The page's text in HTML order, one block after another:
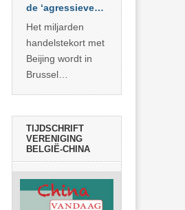
de ‘agressieve
schuldige’
Het miljarden
handelstekort met
Beijing wordt in
Brussel
economische
agressie. In
werkelijkheid
verhult die
spectaculaire
rekensom vooral
TIJDSCHRIFT
VERENIGING
BELGIË-CHINA